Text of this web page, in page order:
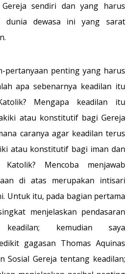
sendiri dan yang harus
dunia dewasa ini yang sarat
penting yang harus
apa sebenarnya keadilan itu
Mengapa keadilan itu
atau konstitutif bagi Gereja
caranya agar keadilan terus
atau konstitutif bagi iman dan
Katolik? Mencoba menjawab
di atas merupakan intisari
Untuk itu, pada bagian pertama
menjelaskan pendasaran
kemudian saya
gagasan Thomas Aquinas
Sosial Gereja tentang keadilan;